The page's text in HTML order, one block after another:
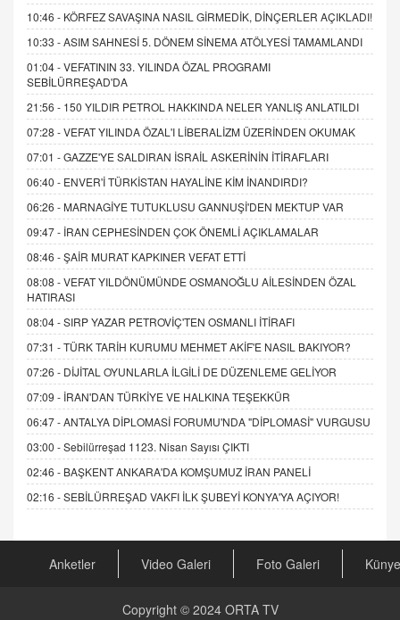
10:46 - KÖRFEZ SAVAŞINA NASIL GİRMEDİK, DİNÇERLER AÇIKLADI!
10:33 -ASIM SAHNESİ 5. DÖNEM SİNEMA ATÖLYESİ TAMAMLANDI
01:04 -VEFATININ 33. YILINDA ÖZAL PROGRAMI
SEBİLÜRREŞAD'DA
21:56 - 150 YILDIR PETROL HAKKINDA NELER YANLIŞ ANLATILDI
07:28 -VEFAT YILINDA ÖZAL'I LİBERALİZM ÜZERİNDEN OKUMAK
07:01 -GAZZE'YE SALDIRAN İSRAİL ASKERİNİN İTİRAFLARI
06:40 - ENVER'İ TÜRKİSTAN HAYALİNE KİM İNANDIRDI?
06:26 - MARNAGİYE TUTUKLUSU GANNUŞİ'DEN MEKTUP VAR
09:47 - İRAN CEPHESİNDEN ÇOK ÖNEMLİ AÇIKLAMALAR
08:46 -ŞAİR MURAT KAPKINER VEFAT ETTİ
08:08 -VEFAT YILDÖNÜMÜNDE OSMANOĞLU AİLESİNDEN ÖZAL
HATIRASI
08:04 -SIRP YAZAR PETROVİÇ'TEN OSMANLI İTİRAFI
07:31 -TÜRK TARİH KURUMU MEHMET AKİF'E NASIL BAKIYOR?
07:26 - DİJİTAL OYUNLARLA İLGİLİ DE DÜZENLEME GELİYOR
07:09 - İRAN'DAN TÜRKİYE VE HALKINA TEŞEKKÜR
06:47 -ANTALYA DİPLOMASİ FORUMU'NDA "DİPLOMASİ" VURGUSU
03:00 -Sebilürreşad 1123. Nisan Sayısı ÇIKTI
02:46 - BAŞKENT ANKARA'DA KOMŞUMUZ İRAN PANELİ
02:16 -SEBİLÜRREŞAD VAKFI İLK ŞUBEYİ KONYA'YA AÇIYOR!
Anketler Video Galeri Foto Galeri Künye
Copyright © 2024 ORTA TV